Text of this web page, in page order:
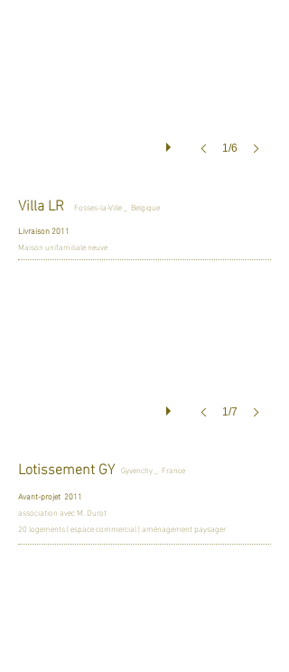
1/6
Villa LR
Fosses-la-Ville _ Belgique
Livraison 2011
Maison unifamiliale neuve
1/7
Gyvenchy _ France
Lotissement GY
Avant-projet 2011
association avec M. Durot
20 logements | espace commercial | aménagement paysager